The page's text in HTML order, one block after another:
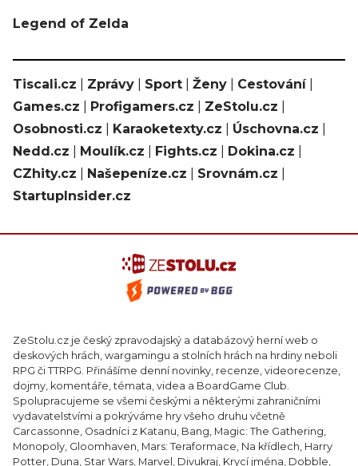
Legend of Zelda
Tiscali.cz Zprávy Sport Ženy Cestování|
Games.cz
Profigamers.cz ZeStolu.cz
Osobnosti.cz
Karaoketexty.cz Úschovna.cz
Nedd.cz
Moulík.cz Fights.cz Dokina.cz
CZhity.cz
Našepeníze.cz Srovnám.cz
StartupInsider.cz
ZeStolu.cz je český zpravodajský a databázový herní web o
deskových hrách, wargamingu a stolních hrách na hrdiny neboli
RPG či TTRPG. Přinášíme denní novinky, recenze, videorecenze,
dojmy, komentáře, témata, videa a BoardGame Club.
Spolupracujeme se všemi českými a některými zahraničními
vydavatelstvími a pokrýváme hry všeho druhu včetně
Carcassonne, Osadníci z Katanu, Bang, Magic: The Gathering,
Monopoly, Gloomhaven, Mars: Teraformace, Na křídlech, Harry
Potter, Duna, Star Wars, Marvel, Divukraj, Krycí jména, Dobble,